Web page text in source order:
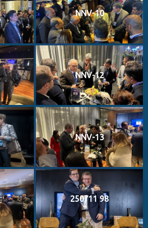
NNV-10
NNV-12
NNV-13
250711 98